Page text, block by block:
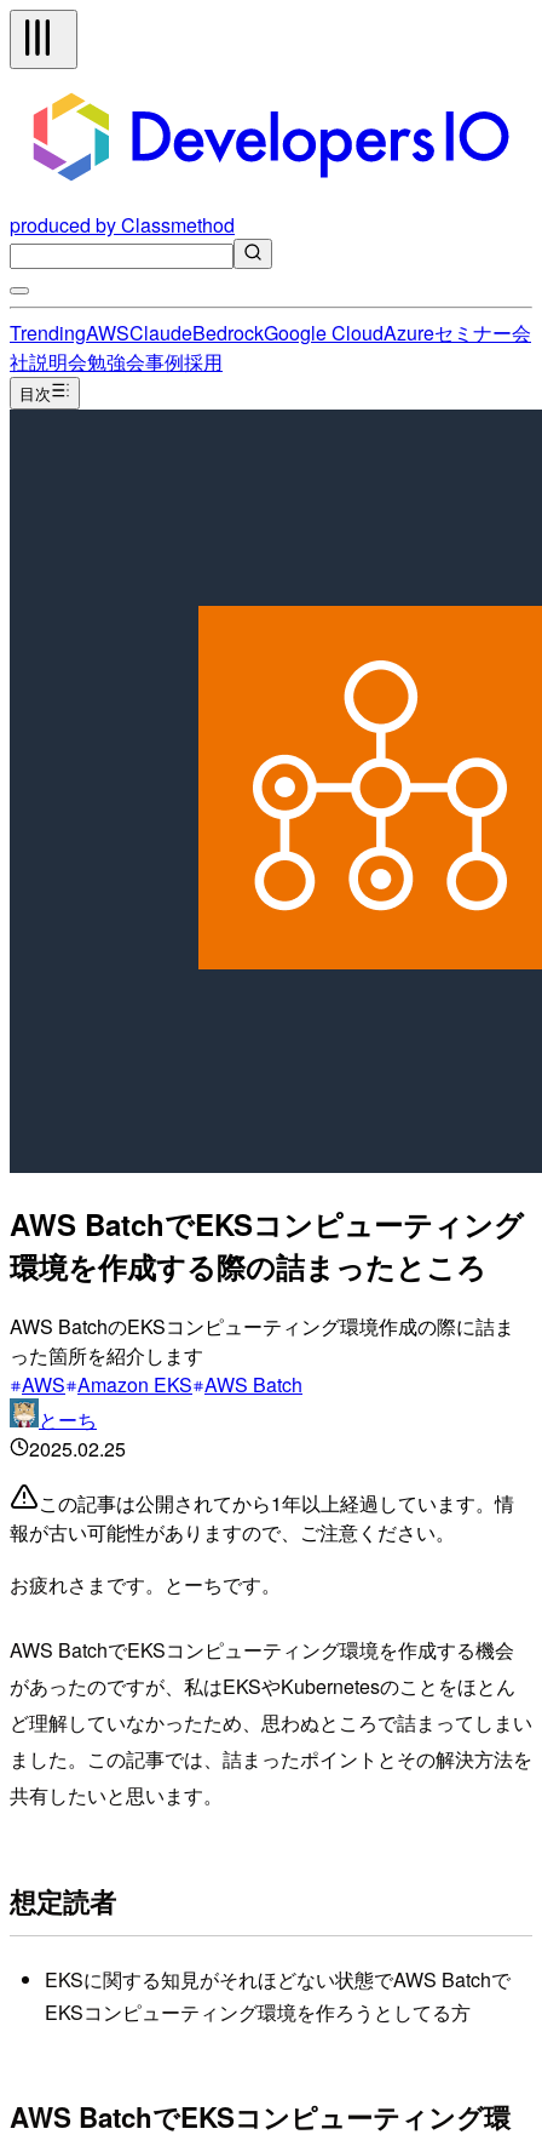
produced by Classmethod
TrendingAWSClaudeBedrockGoogle CloudAzureセミナー会
社説明会勉強会事例採用
目次
AWS BatchでEKSコンピューティング
環境を作成する際の詰まったところ
AWS BatchのEKSコンピューティング環境作成の際に詰ま
った箇所を紹介します
AWS Amazon EKS AWS Batch
とーち
2025.02.25
この記事は公開されてから1年以上経過しています。情
報が古い可能性がありますので、ご注意ください。
お疲れさまです。とーちです。
AWS BatchでEKSコンピューティング環境を作成する機会
があったのですが、私はEKSやKubernetesのことをほとん
ど理解していなかったため、思わぬところで詰まってしまい
ました。この記事では、詰まったポイントとその解決方法を
共有したいと思います。
想定読者
EKSに関する知見がそれほどない状態でAWS Batchで
EKSコンピューティング環境を作ろうとしてる方
AWS BatchでEKSコンピューティング環